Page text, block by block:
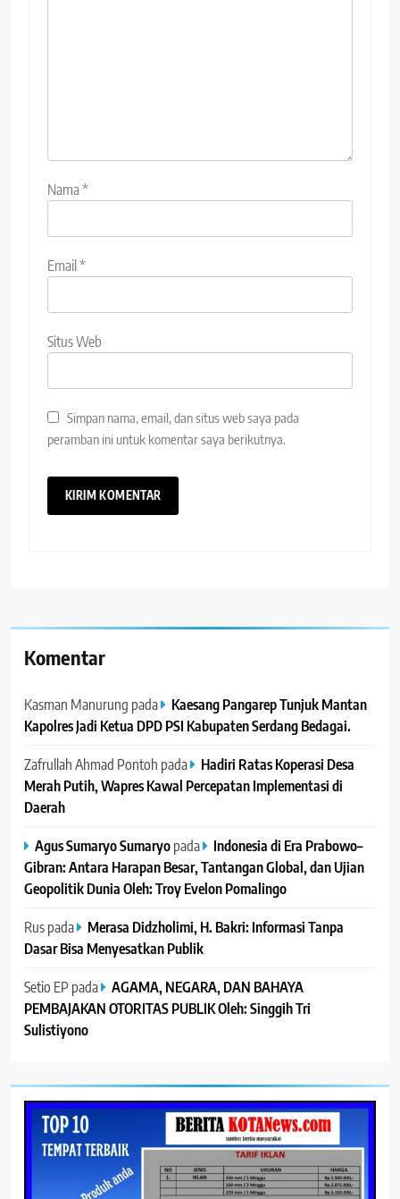
Nama*
Email*
Situs Web
Simpan nama, email, dan situs web saya pada
peramban ini untuk komentar saya berikutnya.
Komentar
Kasman Manurung pada
Kaesang Pangarep Tunjuk Mantan
Kapolres Jadi Ketua DPD PSI Kabupaten Serdang Bedagai. ‎ ‎
Zafrullah Ahmad Pontoh pada
Hadiri Ratas Koperasi Desa
Merah Putih, Wapres Kawal Percepatan Implementasi di
Daerah
Agus Sumaryo Sumaryopada
Indonesia di Era Prabowo–
Gibran: Antara Harapan Besar, Tantangan Global, dan Ujian
Geopolitik Dunia Oleh: Troy Evelon Pomalingo
Ruspada
Merasa Didzholimi, H. Bakri: Informasi Tanpa
Dasar Bisa Menyesatkan Publik
Setio EP pada
AGAMA, NEGARA, DAN BAHAYA
PEMBAJAKAN OTORITAS PUBLIK Oleh: Singgih Tri
Sulistiyono